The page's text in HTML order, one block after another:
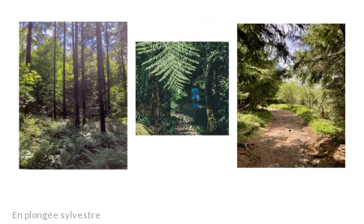
En plongée sylvestre